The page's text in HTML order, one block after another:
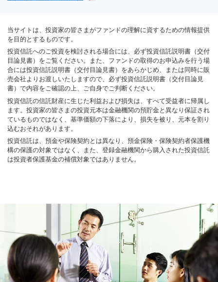
当サイトは、投資家の皆さまがファンドの理解に資するための情報提供
を目的とするものです。
投資信託へのご投資を検討される場合には、必ず投資信託説明書（交付
目論見書）をご覧ください。また、ファンドの取得のお申込みを行う場
合には投資信託説明書（交付目論見書）をあらかじめ、または同時に販
売会社よりお渡しいたしますので、必ず投資信託説明書（交付目論見
書）で内容をご確認の上、ご自身でご判断ください。
投資信託の信託財産に生じた利益および損失は、すべて受益者に帰属し
ます。投資家の皆さまの投資元本は金融機関の預貯金と異なり保証され
ているものではなく、基準価額の下落により、損失を被り、元本を割り
込むおそれがあります。
投資信託は、預金や保険契約とは異なり、預金保険・保険契約者保護機
構の保護の対象ではなく、また、登録金融機関から購入された投資信託
は投資者保護基金の補償対象ではありません。